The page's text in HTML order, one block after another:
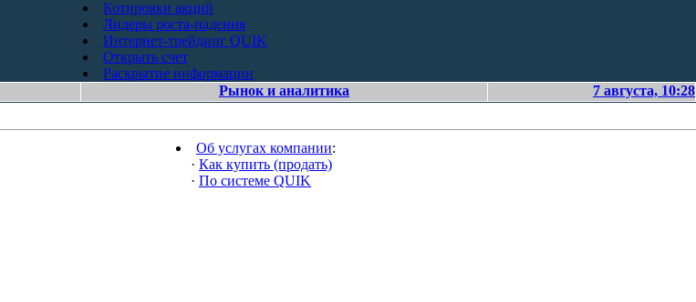
Котировки акций
Лидеры роста-падения
Интернет-трейдинг QUIK
Открыть счет
Раскрытие информации
Рынок и аналитика 7 августа, 10:28
Об услугах компании:
· Как купить (продать)
· По системе QUIK